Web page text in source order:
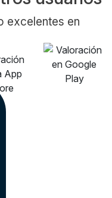
excelentes en